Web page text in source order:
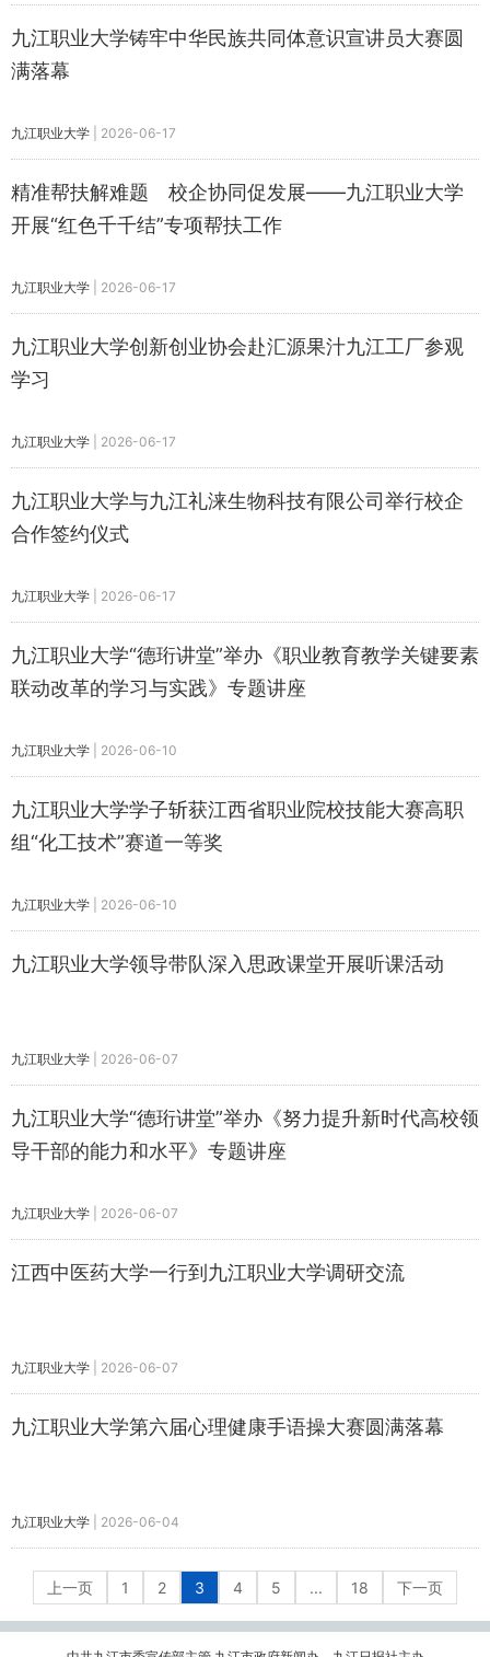
​九江职业大学铸牢中华民族共同体意识宣讲员大赛圆
满落幕
九江职业大学 2026-06-17
​精准帮扶解难题 校企协同促发展——九江职业大学
开展“红色千千结”专项帮扶工作
九江职业大学 2026-06-17
​九江职业大学创新创业协会赴汇源果汁九江工厂参观
学习
九江职业大学 2026-06-17
九江职业大学与九江礼涞生物科技有限公司举行校企
合作签约仪式
九江职业大学 2026-06-17
​九江职业大学“德珩讲堂”举办《职业教育教学关键要素
联动改革的学习与实践》专题讲座
九江职业大学 2026-06-10
​九江职业大学学子斩获江西省职业院校技能大赛高职
组“化工技术”赛道一等奖
九江职业大学 2026-06-10
九江职业大学领导带队深入思政课堂开展听课活动
九江职业大学 2026-06-07
九江职业大学“德珩讲堂”举办《努力提升新时代高校领
导干部的能力和水平》专题讲座
九江职业大学 2026-06-07
江西中医药大学一行到九江职业大学调研交流
九江职业大学 2026-06-07
​九江职业大学第六届心理健康手语操大赛圆满落幕
九江职业大学 2026-06-04
上一页 1 2 3 4 5 ... 18 下一页